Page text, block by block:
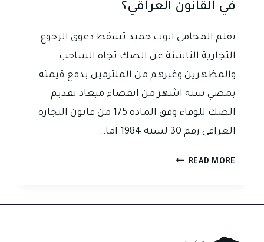
في القانون العراقي؟
بقلم المحامي ايوب حميد تسقط دعوى الرجوع
التجارية الناشئة عن الصك تجاه الساحب
والمظهرين وغيرهم من الملتزمين بدفع قيمته
بمضي ستة اشهر من انقضاء ميعاد تقديم
الصك للوفاء وفق المادة 175 من قانون التجارة
العراقي رقم 30 لسنة 1984 اما…
READ MORE متى
الصك